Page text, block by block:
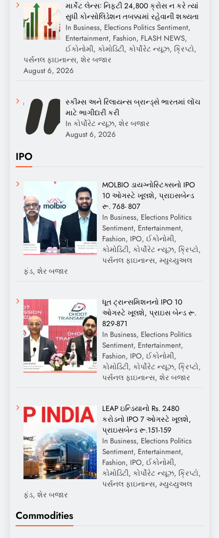
માર્કેટ લેન્સઃ નિફ્ટી 24,800 ક્રોસ ન કરે ત્યાં
સુધી કોન્સોલિડેશન તબક્કામાં રહેવાની શક્યતા
In Business, Elections Politics Sentiment,
Entertainment, Fashion, FLASH NEWS,
ઈકોનોમી, કોમોડિટી, કોર્પોરેટ ન્યૂઝ, ક્રિપ્ટો,
પર્સનલ ફાઇનાન્સ, શેર બજાર
August 6, 2026
સ્કીમ્સ અને રિલાયન્સ બ્રાન્ડ્સે ભારતમાં લોંચ
માટે ભાગીદારી કરી
In કોર્પોરેટ ન્યૂઝ, શેર બજાર
August 6, 2026
IPO
MOLBIO ડાયગ્નોસ્ટિક્સનો IPO
10 ઓગસ્ટે ખૂલશે, પ્રાઇસબેન્ડ
રૂ. 768- 807
In Business, Elections Politics
Sentiment, Entertainment,
Fashion, IPO, ઈકોનોમી,
કોમોડિટી, કોર્પોરેટ ન્યૂઝ, ક્રિપ્ટો,
પર્સનલ ફાઇનાન્સ, મ્યુચ્યુઅલ
ફંડ, શેર બજાર
ધૂત ટ્રાન્સમિશનનો IPO 10
ઓગસ્ટે ખૂલશે, પ્રાઇસ બેન્ડ રૂ.
829-871
In Business, Elections Politics
Sentiment, Entertainment,
Fashion, IPO, ઈકોનોમી,
કોમોડિટી, કોર્પોરેટ ન્યૂઝ, ક્રિપ્ટો,
પર્સનલ ફાઇનાન્સ, શેર બજાર
LEAP ઇન્ડિયાનો Rs. 2480
કરોડનો IPO 7 ઓગસ્ટે ખૂલશે,
પ્રાઇસબેન્ડ રૂ.151-159
In Business, Elections Politics
Sentiment, Entertainment,
Fashion, IPO, ઈકોનોમી,
કોમોડિટી, કોર્પોરેટ ન્યૂઝ, ક્રિપ્ટો,
પર્સનલ ફાઇનાન્સ, મ્યુચ્યુઅલ
ફંડ, શેર બજાર
Commodities